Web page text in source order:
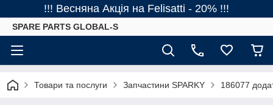
!!! Весняна Акція на Felisatti - 20% !!!
SPARE PARTS GLOBAL-S
Товари та послуги Запчастини SPARKY 186077